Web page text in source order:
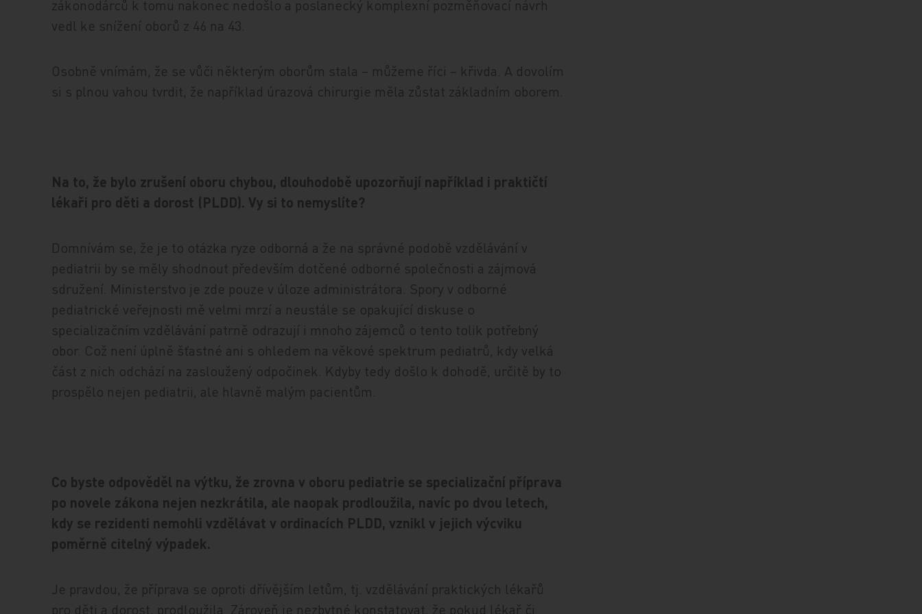
zákonodárců k tomu nakonec nedošlo a poslanecký komplexní pozměňovací návrh
vedl ke snížení oborů z 46 na 43.
Osobně vnímám, že se vůči některým oborům stala – můžeme říci – křivda. A dovolím
si s plnou vahou tvrdit, že například úrazová chirurgie měla zůstat základním oborem.
Na to, že bylo zrušení oboru chybou, dlouhodobě upozorňují například i praktičtí
lékaři pro děti a dorost (PLDD). Vy si to nemyslíte?
Domnívám se, že je to otázka ryze odborná a že na správné podobě vzdělávání v
pediatrii by se měly shodnout především dotčené odborné společnosti a zájmová
sdružení. Ministerstvo je zde pouze v úloze administrátora. Spory v odborné
pediatrické veřejnosti mě velmi mrzí a neustále se opakující diskuse o
specializačním vzdělávání patrně odrazují i mnoho zájemců o tento tolik potřebný
obor. Což není úplně šťastné ani s ohledem na věkové spektrum pediatrů, kdy velká
část z nich odchází na zasloužený odpočinek. Kdyby tedy došlo k dohodě, určitě by to
prospělo nejen pediatrii, ale hlavně malým pacientům.
Co byste odpověděl na výtku, že zrovna v oboru pediatrie se specializační příprava
po novele zákona nejen nezkrátila, ale naopak prodloužila, navíc po dvou letech,
kdy se rezidenti nemohli vzdělávat v ordinacích PLDD, vznikl v jejich výcviku
poměrně citelný výpadek.
Je pravdou, že příprava se oproti dřívějším letům, tj. vzdělávání praktických lékařů
pro děti a dorost, prodloužila. Zároveň je nezbytné konstatovat, že pokud lékař či